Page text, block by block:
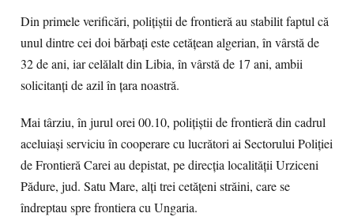
Din primele verificări, poliţiştii de frontieră au stabilit faptul că
unul dintre cei doi bărbaţi este cetăţean algerian, în vârstă de
32 de ani, iar celălalt din Libia, în vârstă de 17 ani, ambii
solicitanți de azil în ţara noastră.
Mai târziu, în jurul orei 00.10, polițiștii de frontieră din cadrul
aceluiași serviciu în cooperare cu lucrători ai Sectorului Poliției
de Frontieră Carei au depistat, pe direcția localității Urziceni
Pădure, jud. Satu Mare, alţi trei cetățeni străini, care se
îndreptau spre frontiera cu Ungaria.